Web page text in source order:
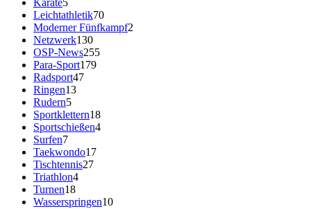
Karate5
Leichtathletik70
Moderner Fünfkampf2
Netzwerk130
OSP-News255
Para-Sport179
Radsport47
Ringen13
Rudern5
Sportklettern18
Sportschießen4
Surfen7
Taekwondo17
Tischtennis27
Triathlon4
Turnen18
Wasserspringen10